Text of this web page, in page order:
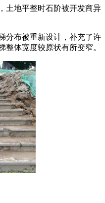
土地平整时石阶被开发商异
分布被重新设计，补充了许
整体宽度较原状有所变窄。